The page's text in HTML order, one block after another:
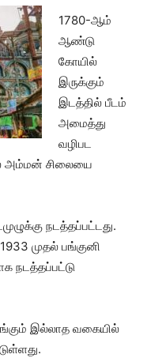
1780-ஆம்
ஆண்டு
கோயில்
இருக்கும்
இடத்தில் பீடம்
அமைத்து
வழிபட
அம்மன் சிலையை
நடத்தப்பட்டது.
முதல் பங்குனி
நடத்தப்பட்டு
இல்லாத வகையில்